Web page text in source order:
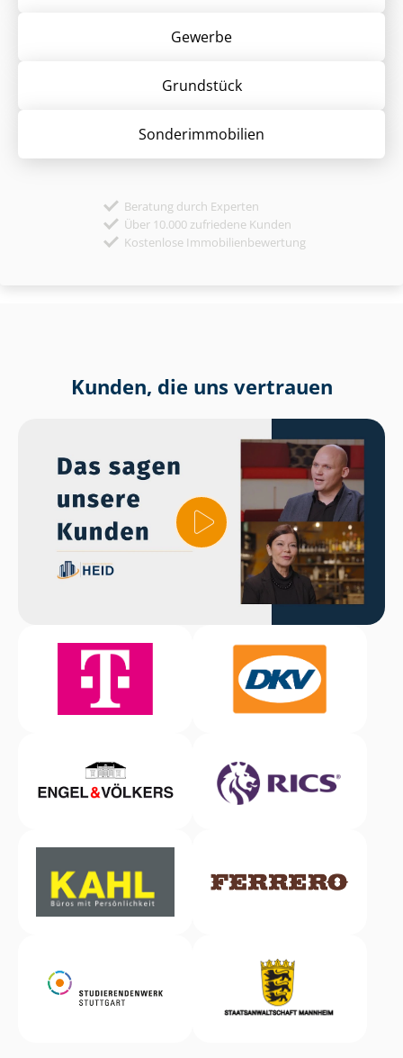
Gewerbe
Grund­stück
Sonder­immobilien
Beratung durch Experten
Über 10.000 zufriedene Kunden
Kostenlose Immobilienbewertung
Kunden, die uns vertrauen